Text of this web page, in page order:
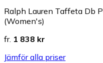
Ralph Lauren Taffeta Db
(Women's)
fr. 1 838 kr
Jämför alla priser